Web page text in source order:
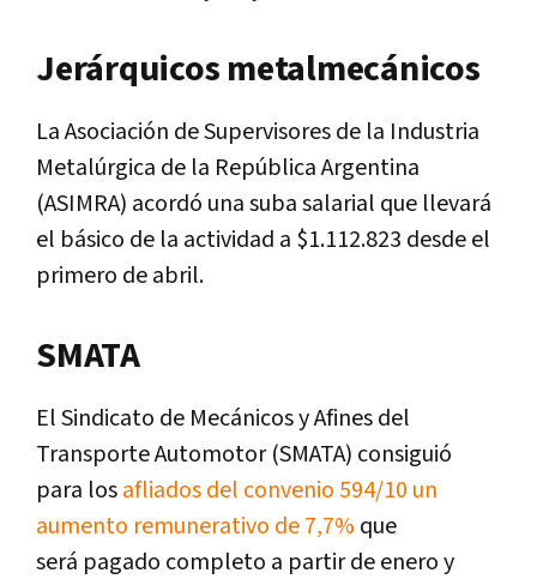
Jerárquicos metalmecánicos
La Asociación de Supervisores de la Industria
Metalúrgica de la República Argentina
(ASIMRA) acordó una suba salarial que llevará
el básico de la actividad a $1.112.823 desde el
primero de abril.
SMATA
El Sindicato de Mecánicos y Afines del
Transporte Automotor (SMATA) consiguió
para losafliados del convenio 594/10 un
aumento remunerativo de 7,7% que
será pagado completo a partir de enero y